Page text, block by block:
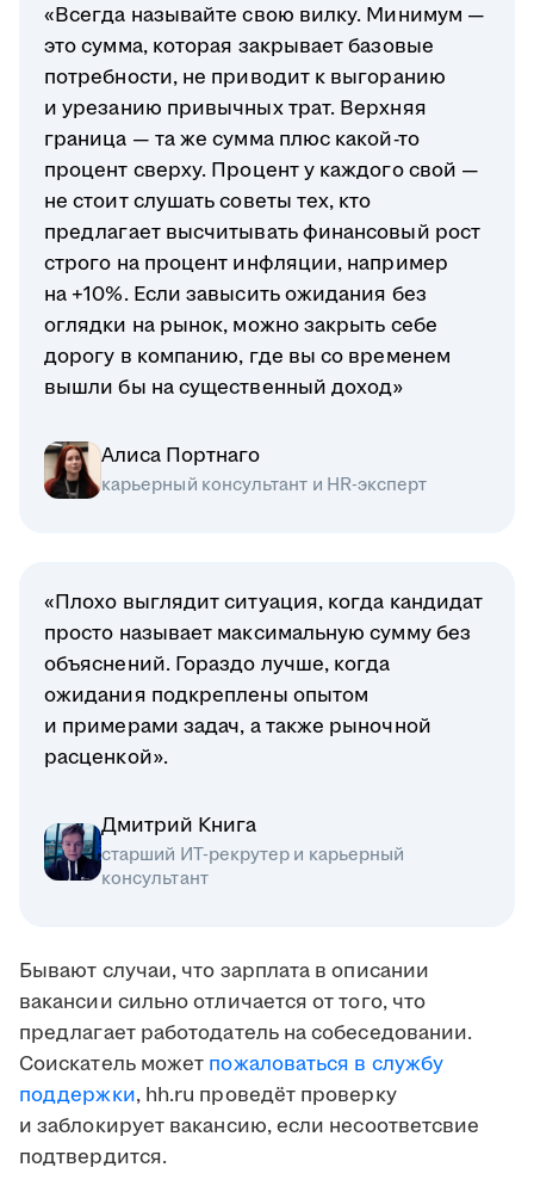
«Всегда называйте свою вилку. Минимум —
это сумма, которая закрывает базовые
потребности, не приводит к выгоранию
и урезанию привычных трат. Верхняя
граница — та же сумма плюс какой-то
процент сверху. Процент у каждого свой —
не стоит слушать советы тех, кто
предлагает высчитывать финансовый рост
строго на процент инфляции, например
на +10%. Если завысить ожидания без
оглядки на рынок, можно закрыть себе
дорогу в компанию, где вы со временем
вышли бы на существенный доход»
Алиса Портнаго
карьерный консультант и HR-эксперт
«Плохо выглядит ситуация, когда кандидат
просто называет максимальную сумму без
объяснений. Гораздо лучше, когда
ожидания подкреплены опытом
и примерами задач, а также рыночной
расценкой».
Дмитрий Книга
старший ИТ-рекрутер и карьерный
консультант
Бывают случаи, что зарплата в описании
вакансии сильно отличается от того, что
предлагает работодатель на собеседовании.
Соискатель может пожаловаться в службу
поддержки, hh.ru проведёт проверку
и заблокирует вакансию, если несоответсвие
подтвердится.